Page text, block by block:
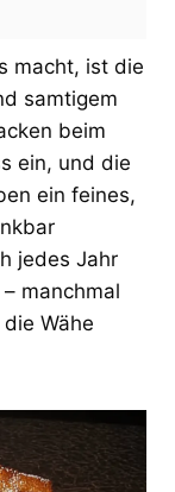
macht, ist die
samtigem
beim
ein, und die
ein feines,
jedes Jahr
manchmal
Wähe